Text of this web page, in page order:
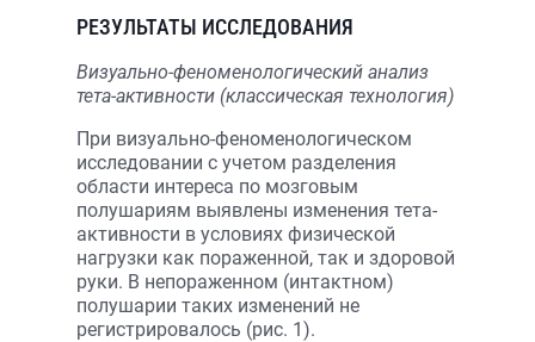
РЕЗУЛЬТАТЫ ИССЛЕДОВАНИЯ
Визуально-феноменологический анализ
тета-активности (классическая технология)
При визуально-феноменологическом
исследовании с учетом разделения
области интереса по мозговым
полушариям выявлены изменения тета-
активности в условиях физической
нагрузки как пораженной, так и здоровой
руки. В непораженном (интактном)
полушарии таких изменений не
регистрировалось (рис. 1).